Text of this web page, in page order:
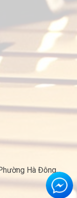
Hà Đông,